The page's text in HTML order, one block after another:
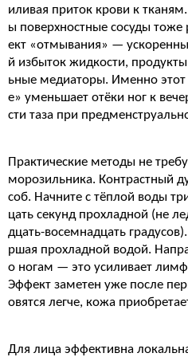
иливая приток крови к
ы поверхностные сосуды
ект «отмывания» —
й избыток жидкости,
ьные медиаторы. Именно
е» уменьшает отёки ног к
сти таза при
Практические методы не
морозильника. Контрастный
соб. Начните с тёплой воды
цать секунд прохладной (не
дцать-восемнадцать
ршая прохладной водой.
о ногам — это усиливает
Эффект заметен уже после
овятся легче, кожа
Для лица эффективна